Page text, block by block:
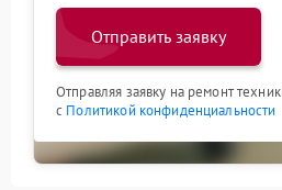
Отправить заявку
Отправляя заявку на ремонт
с Политикой конфиденциальности